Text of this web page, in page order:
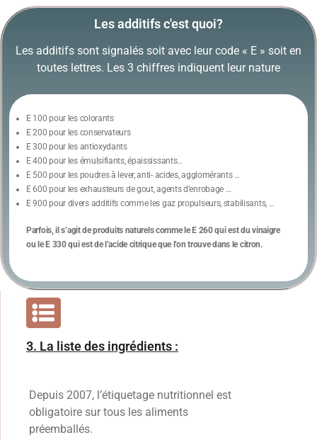
Les additifs c'est quoi?
Les additifs sont signalés soit avec leur code « E » soit en
toutes lettres. Les 3 chiffres indiquent leur nature
E 100 pour les colorants
E 200 pour les conservateurs
E 300 pour les antioxydants
E 400 pour les émulsifiants, épaississants…
E 500 pour les poudres à lever, anti- acides, agglomérants …
E 600 pour les exhausteurs de gout, agents d’enrobage …
E 900 pour divers additifs comme les gaz propulseurs, stabilisants, …
Parfois, il s’agit de produits naturels comme le E 260 qui est du vinaigre
ou le E 330 qui est de l’acide citrique que l’on trouve dans le citron.
3. La liste des ingrédients :
Depuis 2007, l’étiquetage nutritionnel est
obligatoire sur tous les aliments
préemballés.